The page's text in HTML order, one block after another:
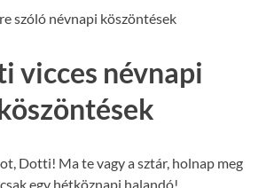
szóló névnapi köszöntések
vicces névnapi
Dotti! Ma te vagy a sztár, holnap meg
egy hétköznapi halandó!